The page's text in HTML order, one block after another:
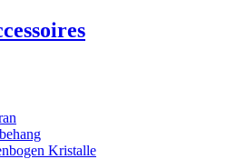
Kristalle